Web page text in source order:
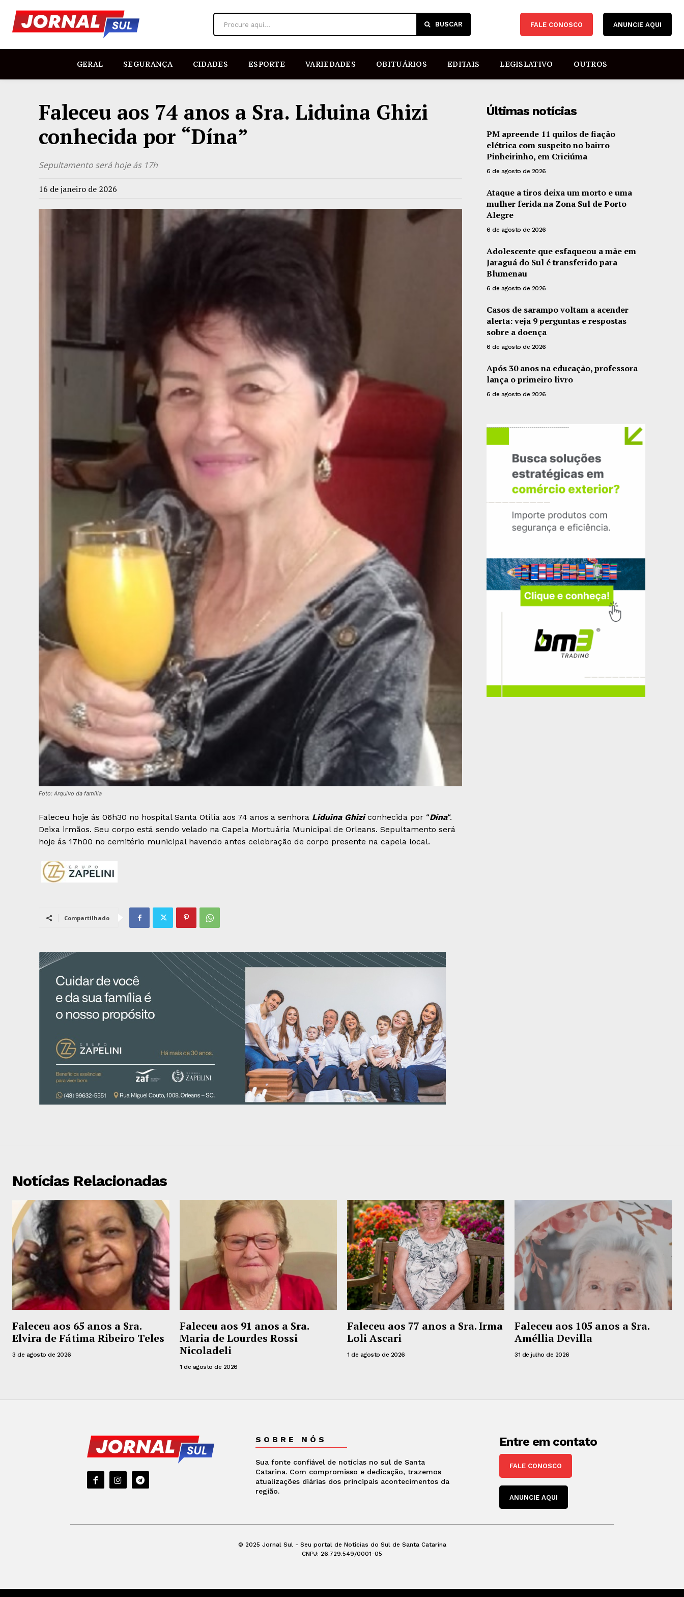
Procure aqui... BUSCAR FALE CONOSCO ANUNCIE AQUI
GERAL SEGURANÇA CIDADES ESPORTE VARIEDADES OBITUÁRIOS EDITAIS LEGISLATIVO OUTROS
Faleceu aos 74 anos a Sra. Liduina Ghizi
conhecida por “Dína”
Sepultamento será hoje ás 17h
16 de janeiro de 2026
Foto: Arquivo da família
Faleceu hoje ás 06h30 no hospital Santa Otília aos 74 anos a senhora Liduina Ghiziconhecida por “Dína“.
Deixa irmãos. Seu corpo está sendo velado na Capela Mortuária Municipal de Orleans. Sepultamento será
hoje ás 17h00 no cemitério municipal havendo antes celebração de corpo presente na capela local.
Compartilhado
Últimas notícias
PM apreende 11 quilos de fiação
elétrica com suspeito no bairro
Pinheirinho, em Criciúma
6 de agosto de 2026
Ataque a tiros deixa um morto e uma
mulher ferida na Zona Sul de Porto
Alegre
6 de agosto de 2026
Adolescente que esfaqueou a mãe em
Jaraguá do Sul é transferido para
Blumenau
6 de agosto de 2026
Casos de sarampo voltam a acender
alerta: veja 9 perguntas e respostas
sobre a doença
6 de agosto de 2026
Após 30 anos na educação, professora
lança o primeiro livro
6 de agosto de 2026
Notícias Relacionadas
Faleceu aos 65 anos a Sra.
Elvira de Fátima Ribeiro Teles
3 de agosto de 2026
Faleceu aos 91 anos a Sra.
Maria de Lourdes Rossi
Nicoladeli
1 de agosto de 2026
Faleceu aos 77 anos a Sra. Irma
Loli Ascari
1 de agosto de 2026
Faleceu aos 105 anos a Sra.
Améllia Devilla
31 de julho de 2026
SOBRE NÓS
Sua fonte confiável de notícias no sul de Santa
Catarina. Com compromisso e dedicação, trazemos
atualizações diárias dos principais acontecimentos da
região.
Entre em contato
FALE CONOSCO
ANUNCIE AQUI
© 2025 Jornal Sul - Seu portal de Notícias do Sul de Santa Catarina
CNPJ: 26.729.549/0001-05